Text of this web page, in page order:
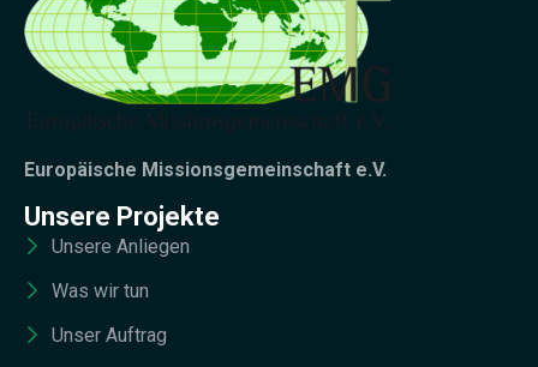
Europäische Missionsgemeinschaft e.V.
Unsere Projekte
Unsere Anliegen
Was wir tun
Unser Auftrag